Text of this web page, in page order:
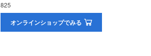
825
オンラインショップでみる
プライバシーポリシー